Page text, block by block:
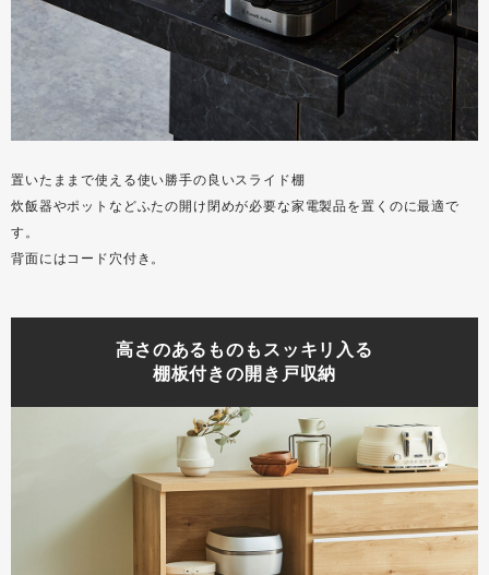
置いたままで使える使い勝手の良いスライド棚
炊飯器やポットなどふたの開け閉めが必要な家電製品を置くのに最適で
す。
背面にはコード穴付き。
高さのあるものもスッキリ入る
棚板付きの開き戸収納